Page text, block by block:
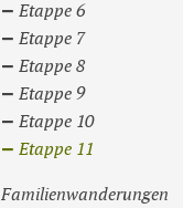
Etappe 6
Etappe 7
Etappe 8
Etappe 9
Etappe 10
Etappe 11
Familienwanderungen